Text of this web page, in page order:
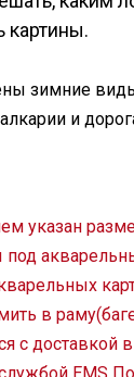
картины.
зимние
и
указан
под
в
с доставкой